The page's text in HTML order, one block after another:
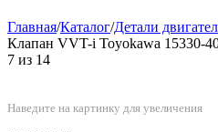
Главная/Каталог/Детали
Клапан VVT-i Toyokawa 15330-
7 из 14
Наведите на картинку для увеличения